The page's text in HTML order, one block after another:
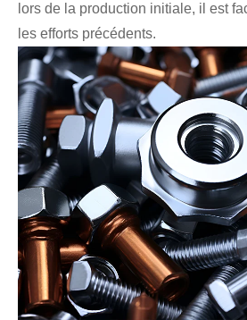
lors de la production initiale, il est
les efforts précédents.